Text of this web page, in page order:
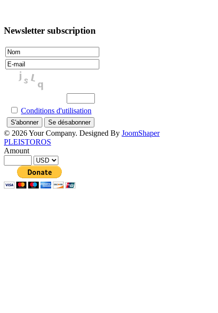
Newsletter subscription
Conditions d'utilisation
© 2026 Your Company. Designed By JoomShaper
PLEISTOROS
Amount